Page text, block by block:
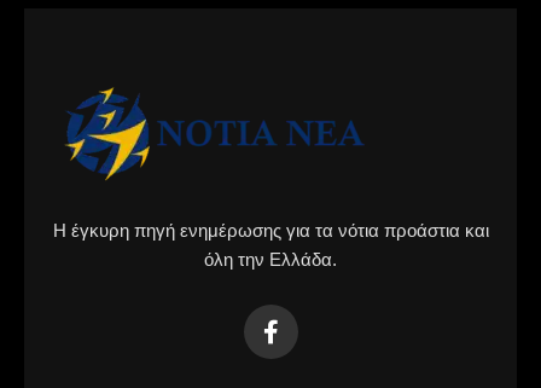
Η έγκυρη πηγή ενημέρωσης για τα νότια προάστια και
όλη την Ελλάδα.